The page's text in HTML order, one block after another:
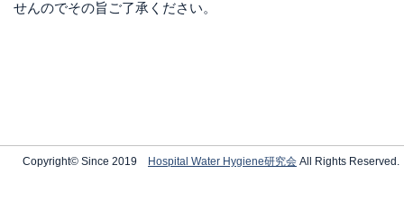
せんのでその旨ご了承ください。
Copyright© Since 2019 Hospital Water Hygiene研究会 All Rights Reserved.